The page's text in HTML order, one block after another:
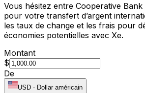
Vous hésitez entre Cooperative
pour votre transfert d’argent
les taux de change et les frais pour
économies potentielles avec Xe.
Montant
$
De
USD - Dollar américain